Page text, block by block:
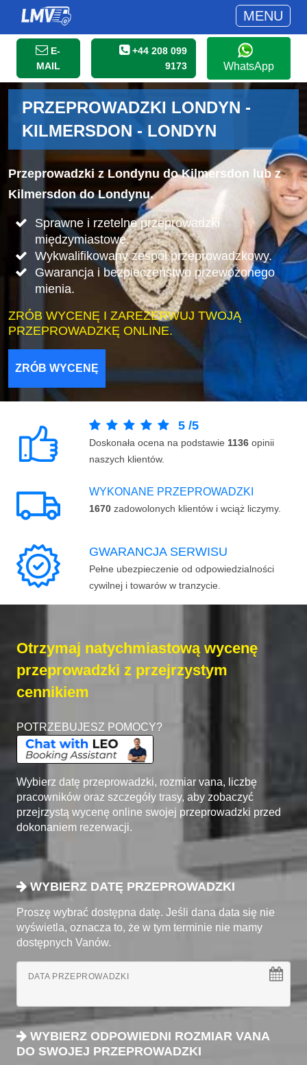
MENU
E-
MAIL
+44 208 099
9173
WhatsApp
PRZEPROWADZKI LONDYN -
KILMERSDON - LONDYN
Przeprowadzki z Londynu do Kilmersdon lub z
Kilmersdon do Londynu.
Sprawne i rzetelne przeprowadzki
międzymiastowe.
Wykwalifikowany zespół przeprowadzkowy.
Gwarancja i bezpieczeństwo przewożonego
mienia.
ZRÓB WYCENĘ I ZAREZERWUJ TWOJĄ
PRZEPROWADZKĘ ONLINE.
ZRÓB WYCENĘ
5 /5
Doskonała ocena na podstawie 1136 opinii
naszych klientów.
WYKONANE PRZEPROWADZKI
1670 zadowolonych klientów i wciąż liczymy.
GWARANCJA SERWISU
Pełne ubezpieczenie od odpowiedzialności
cywilnej i towarów w tranzycie.
Otrzymaj natychmiastową wycenę
przeprowadzki z przejrzystym
cennikiem
POTRZEBUJESZ POMOCY?
Wybierz datę przeprowadzki, rozmiar vana, liczbę
pracowników oraz szczegóły trasy, aby zobaczyć
przejrzystą wycenę online swojej przeprowadzki przed
dokonaniem rezerwacji.
WYBIERZ DATĘ PRZEPROWADZKI
Proszę wybrać dostępna datę. Jeśli dana data się nie
wyświetla, oznacza to, że w tym terminie nie mamy
dostępnych Vanów.
DATA PRZEPROWADZKI
WYBIERZ ODPOWIEDNI ROZMIAR VANA
DO SWOJEJ PRZEPROWADZKI